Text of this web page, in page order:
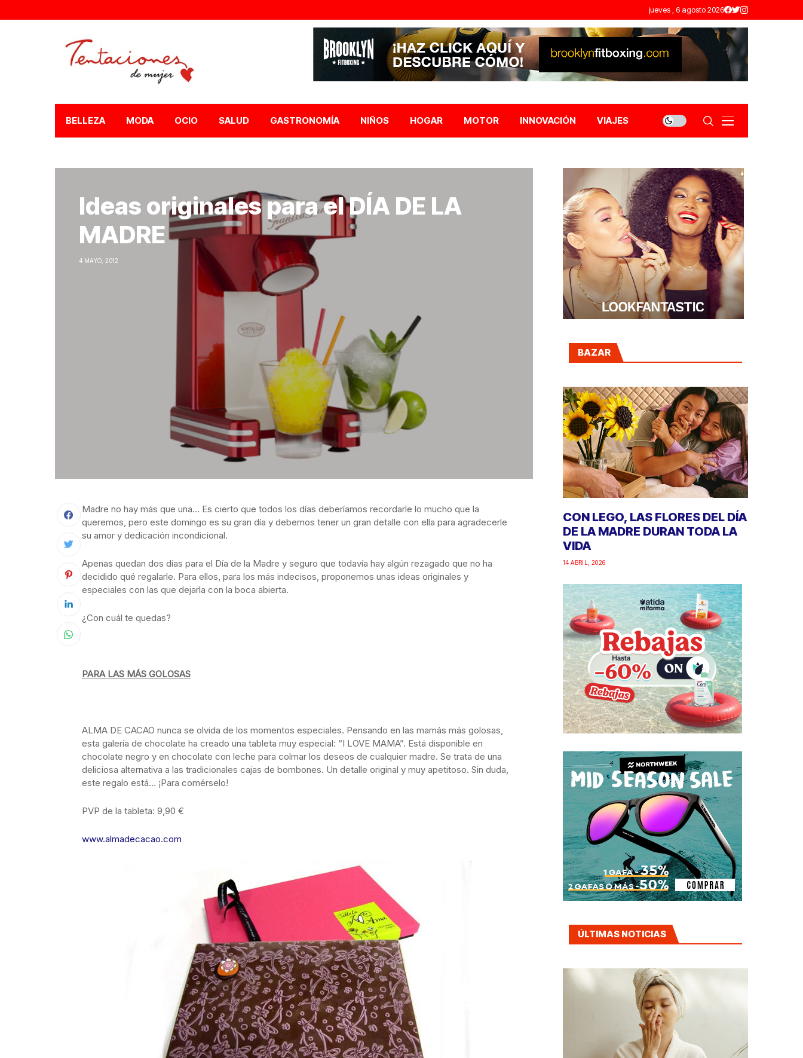
jueves , 6 agosto 2026
BELLEZA MODA OCIO SALUD GASTRONOMÍA NIÑOS HOGAR MOTOR INNOVACIÓN VIAJES
Ideas originales para el DÍA DE LA
MADRE
4 MAYO, 2012
Madre no hay más que una… Es cierto que todos los días deberíamos recordarle lo mucho que la
queremos, pero este domingo es su gran día y debemos tener un gran detalle con ella para agradecerle
su amor y dedicación incondicional.
Apenas quedan dos días para el Día de la Madre y seguro que todavía hay algún rezagado que no ha
decidido qué regalarle. Para ellos, para los más indecisos, proponemos unas ideas originales y
especiales con las que dejarla con la boca abierta.
¿Con cuál te quedas?
PARA LAS MÁS GOLOSAS
ALMA DE CACAO nunca se olvida de los momentos especiales. Pensando en las mamás más golosas,
esta galería de chocolate ha creado una tableta muy especial: “I LOVE MAMA”. Está disponible en
chocolate negro y en chocolate con leche para colmar los deseos de cualquier madre. Se trata de una
deliciosa alternativa a las tradicionales cajas de bombones. Un detalle original y muy apetitoso. Sin duda,
este regalo está… ¡Para comérselo!
PVP de la tableta: 9,90 €
www.almadecacao.com
BAZAR
CON LEGO, LAS FLORES DEL DÍA
DE LA MADRE DURAN TODA LA
VIDA
14 ABRIL, 2026
ÚLTIMAS NOTICIAS